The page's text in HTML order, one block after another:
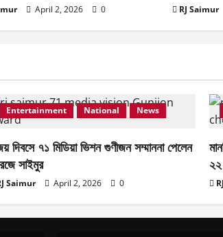
April 2, 2026 0 RJ Saimur
Entertainment National News
দিবসে ৭১ মিডিয়া ভিশন গুণীজন সম্মাননা পেলেন
সাইমুর
Saimur April 2, 2026 0
২২